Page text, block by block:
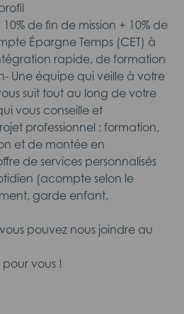
de fin de mission + 10% de
Épargne Temps (CET) à
rapide, de formation
Une équipe qui veille à votre
suit tout au long de votre
vous conseille et
professionnel : formation,
et de montée en
de services personnalisés
(acompte selon le
garde enfant,
pouvez nous joindre au
vous !